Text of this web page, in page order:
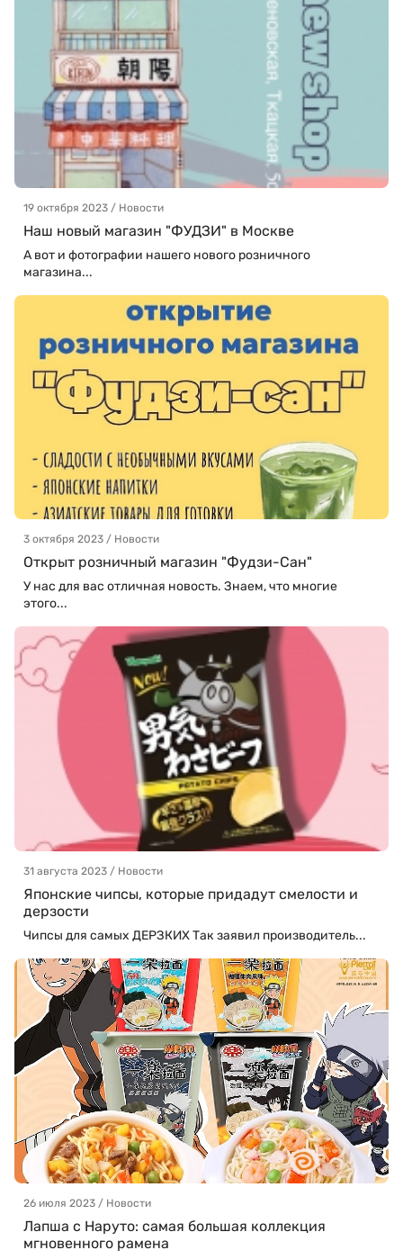
19 октября 2023 / Новости
Наш новый магазин "ФУДЗИ" в Москве
А вот и фотографии нашего нового розничного
магазина...
3 октября 2023 / Новости
Открыт розничный магазин "Фудзи-Сан"
У нас для вас отличная новость. Знаем, что многие
этого...
31 августа 2023 / Новости
Японские чипсы, которые придадут смелости и
дерзости
Чипсы для самых ДЕРЗКИХ Так заявил производитель...
26 июля 2023 / Новости
Лапша с Наруто: самая большая коллекция
мгновенного рамена